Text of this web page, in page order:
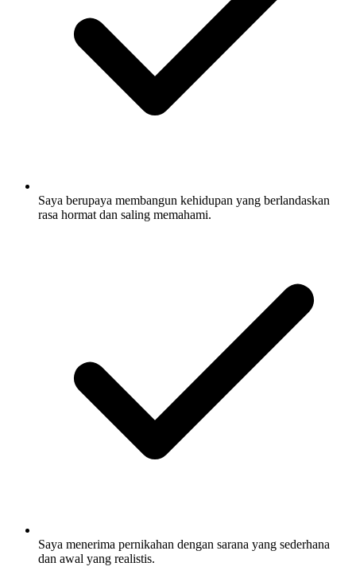
Saya berupaya membangun kehidupan yang berlandaskan
rasa hormat dan saling memahami.
Saya menerima pernikahan dengan sarana yang sederhana
dan awal yang realistis.